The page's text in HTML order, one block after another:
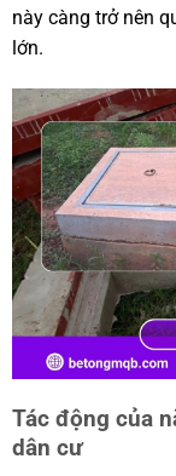
này càng trở nên
lớn.
Tác động của
dân cư